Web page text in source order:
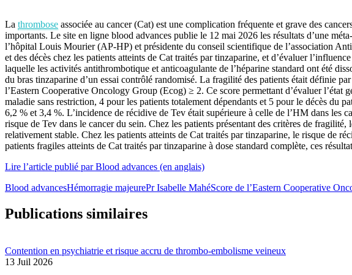
La thrombose associée au cancer (Cat) est une complication fréquente et grave des
importants. Le site en ligne blood advances publie le 12 mai 2026 les résultats d’une
l’hôpital Louis Mourier (AP-HP) et présidente du conseil scientifique de l’association
et des décès chez les patients atteints de Cat traités par tinzaparine, et d’évaluer
laquelle les activités antithrombotique et anticoagulante de l’héparine standard ont été
du bras tinzaparine d’un essai contrôlé randomisé. La fragilité des patients était définie
l’Eastern Cooperative Oncology Group (Ecog) ≥ 2. Ce score permettant d’évaluer l’état
maladie sans restriction, 4 pour les patients totalement dépendants et 5 pour le décès du
6,2 % et 3,4 %. L’incidence de récidive de Tev était supérieure à celle de l’HM dans les
risque de Tev dans le cancer du sein. Chez les patients présentant des critères de
relativement stable. Chez les patients atteints de Cat traités par tinzaparine, le risque de
patients fragiles atteints de Cat traités par tinzaparine à dose standard complète, ces
Lire l’article publié par Blood advances (en anglais)
Blood advancesHémorragie majeurePr Isabelle MahéScore de l’Eastern Cooperative
Publications similaires
Contention en psychiatrie et risque accru de thrombo-embolisme veineux
13 Juil 2026